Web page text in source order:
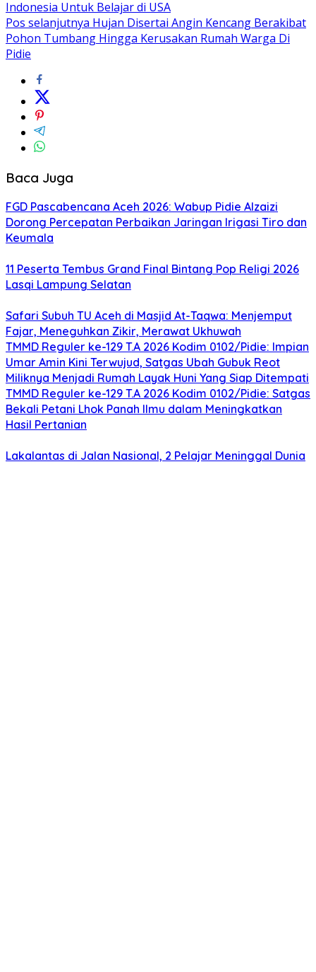
pos
Indonesia Untuk Belajar di USA
Pos selanjutnya Hujan Disertai Angin Kencang Berakibat
Pohon Tumbang Hingga Kerusakan Rumah Warga Di
Pidie
Baca Juga
FGD Pascabencana Aceh 2026: Wabup Pidie Alzaizi
Dorong Percepatan Perbaikan Jaringan Irigasi Tiro dan
Keumala
11 Peserta Tembus Grand Final Bintang Pop Religi 2026
Lasqi Lampung Selatan
Safari Subuh TU Aceh di Masjid At-Taqwa: Menjemput
Fajar, Meneguhkan Zikir, Merawat Ukhuwah
TMMD Reguler ke-129 T.A 2026 Kodim 0102/Pidie: Impian
Umar Amin Kini Terwujud, Satgas Ubah Gubuk Reot
Miliknya Menjadi Rumah Layak Huni Yang Siap Ditempati
TMMD Reguler ke-129 T.A 2026 Kodim 0102/Pidie: Satgas
Bekali Petani Lhok Panah Ilmu dalam Meningkatkan
Hasil Pertanian
Lakalantas di Jalan Nasional, 2 Pelajar Meninggal Dunia